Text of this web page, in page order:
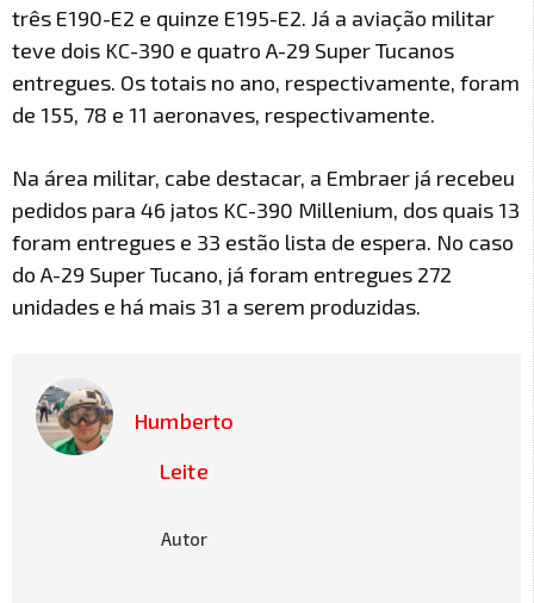
três E190-E2 e quinze E195-E2. Já a aviação militar
teve dois KC-390 e quatro A-29 Super Tucanos
entregues. Os totais no ano, respectivamente, foram
de 155, 78 e 11 aeronaves, respectivamente.
Na área militar, cabe destacar, a Embraer já recebeu
pedidos para 46 jatos KC-390 Millenium, dos quais 13
foram entregues e 33 estão lista de espera. No caso
do A-29 Super Tucano, já foram entregues 272
unidades e há mais 31 a serem produzidas.
Humberto
Leite
Autor